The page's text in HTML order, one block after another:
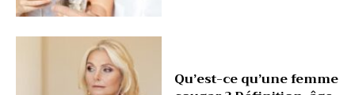
Qu’est-ce qu’une femme